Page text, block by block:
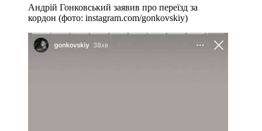
Андрій Гонковський заявив про переїзд за
кордон (фото: instagram.com/gonkovskiy)